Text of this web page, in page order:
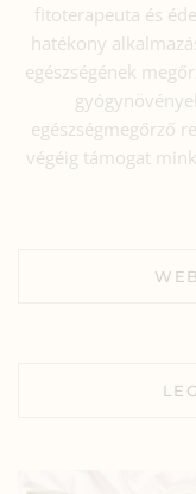
fitoterapeuta és
hatékony
egészségének
egészségmegőrző
végéig támogat